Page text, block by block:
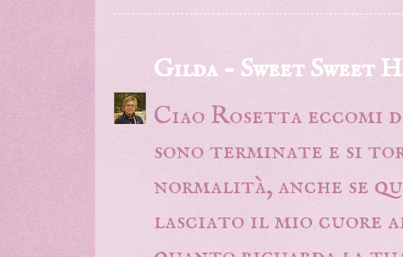
Gilda - Sweet Sweet
Ciao Rosetta eccomi
sono terminate e si
normalità, anche se
lasciato il mio cuore